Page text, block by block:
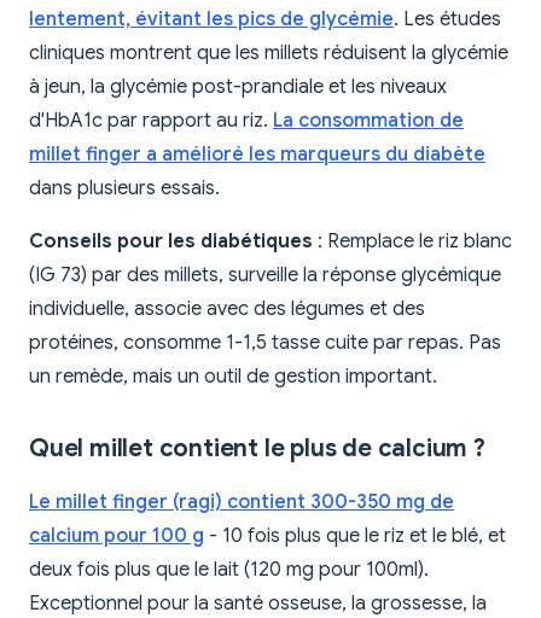
lentement, évitant les pics de glycémie. Les études
cliniques montrent que les millets réduisent la glycémie
à jeun, la glycémie post-prandiale et les niveaux
d'HbA1c par rapport au riz. La consommation de
millet finger a amélioré les marqueurs du diabète
dans plusieurs essais.
Conseils pour les diabétiques : Remplace le riz blanc
(IG 73) par des millets, surveille la réponse glycémique
individuelle, associe avec des légumes et des
protéines, consomme 1-1,5 tasse cuite par repas. Pas
un remède, mais un outil de gestion important.
Quel millet contient le plus de calcium ?
Le millet finger (ragi) contient 300-350 mg de
calcium pour 100 g - 10 fois plus que le riz et le blé, et
deux fois plus que le lait (120 mg pour 100ml).
Exceptionnel pour la santé osseuse, la grossesse, la